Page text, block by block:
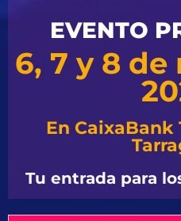
EVENTO
6, 7 y 8
En CaixaBank
Tu entrada para